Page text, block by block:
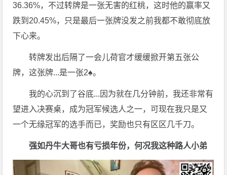
36.36%，不过转牌是一张无害的红桃，这时他的赢率又
跌到20.45%，只是最后一张牌没发之前我都不敢彻底放
下心来。
转牌发出后隔了一会儿荷官才缓缓掀开第五张公
牌，这张牌...是一张2♠。
我的心沉到了谷底...因为就在几分钟前，我还非常有
望进入决赛桌，成为冠军候选人之一，可现在我只是又
一个无缘冠军的选手而已，奖励也只有区区几千刀。
强如丹牛大哥也有亏损年份，何况我这种路人小弟